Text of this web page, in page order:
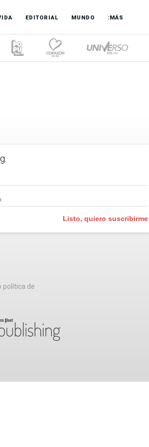
EDITORIAL MUNDO :MÁS
Listo, quiero suscribirme
política de